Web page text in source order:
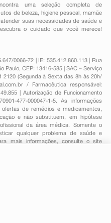
uma seleção completa de
de beleza, higiene pessoal ,mamãe
suas necessidades de saúde e
o cuidado que você merece!
0066-72 | IE: 535.412.860.113 | Rua
Paulo, CEP: 13416-585 | SAC – Serviço
2120 (Segunda à Sexta das 8h às 20h/
/ Farmacêutica responsável:
| Autorização de Funcionamento
477-000047-1-5. As informações
de remédios e medicamentos,
e não substituem, em hipótese
da área médica. Somente o
qualquer problema de saúde e
mais informações, consulte o site